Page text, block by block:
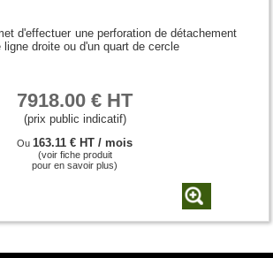
d'effectuer une perforation de détachement
ligne droite ou d'un quart de cercle
7918.00 € HT
(prix public indicatif)
Ou 163.11 € HT / mois
(voir fiche produit
pour en savoir plus)